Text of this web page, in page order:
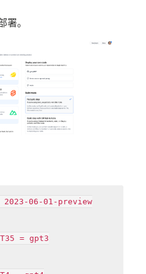
署。
2023-06-01-preview
= gpt3